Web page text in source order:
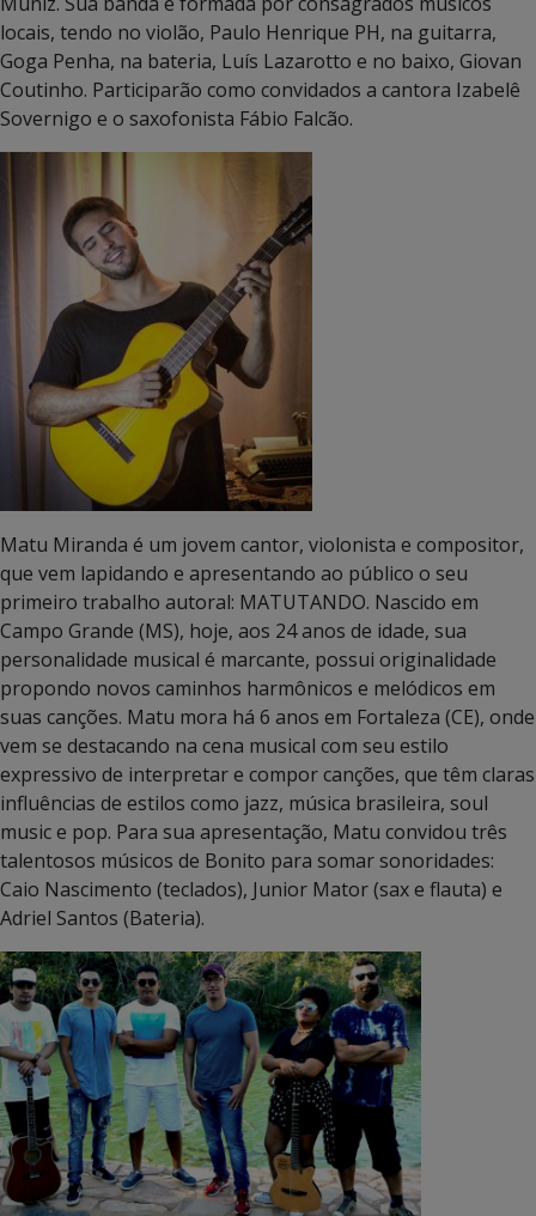
locais, tendo no violão, Paulo Henrique PH, na guitarra,
Goga Penha, na bateria, Luís Lazarotto e no baixo, Giovan
Coutinho. Participarão como convidados a cantora Izabelê
Sovernigo e o saxofonista Fábio Falcão.
Matu Miranda é um jovem cantor, violonista e compositor,
que vem lapidando e apresentando ao público o seu
primeiro trabalho autoral: MATUTANDO. Nascido em
Campo Grande (MS), hoje, aos 24 anos de idade, sua
personalidade musical é marcante, possui originalidade
propondo novos caminhos harmônicos e melódicos em
suas canções. Matu mora há 6 anos em Fortaleza (CE), onde
vem se destacando na cena musical com seu estilo
expressivo de interpretar e compor canções, que têm claras
influências de estilos como jazz, música brasileira, soul
music e pop. Para sua apresentação, Matu convidou três
talentosos músicos de Bonito para somar sonoridades:
Caio Nascimento (teclados), Junior Mator (sax e flauta) e
Adriel Santos (Bateria).